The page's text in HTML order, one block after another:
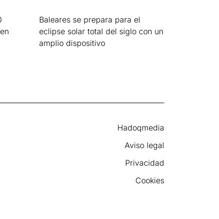
Baleares se prepara para el
eclipse solar total del siglo con un
amplio dispositivo
Hadoqmedia
Aviso legal
Privacidad
Cookies